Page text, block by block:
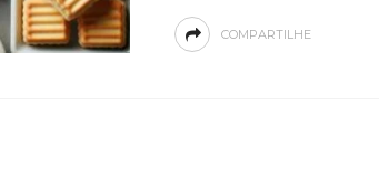
COMPARTILHE